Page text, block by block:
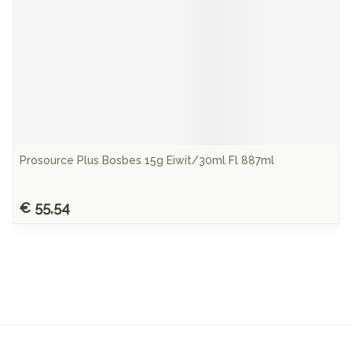
Prosource Plus Bosbes 15g Eiwit/30ml Fl 887ml
€ 55,54